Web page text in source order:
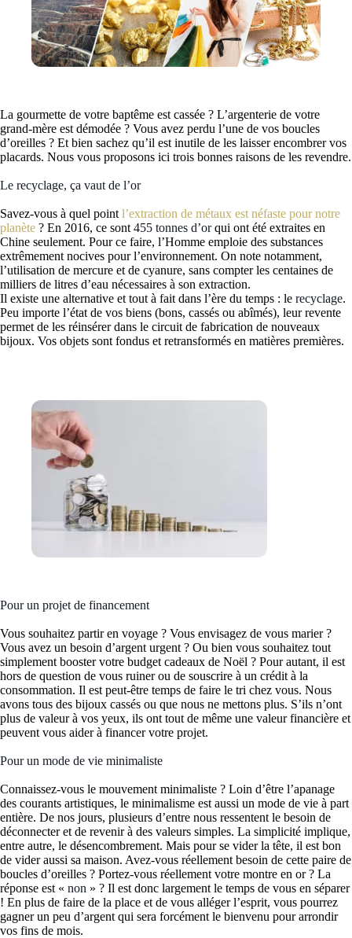
La gourmette de votre baptême est cassée ? L’argenterie de votre
grand-mère est démodée ? Vous avez perdu l’une de vos boucles
d’oreilles ? Et bien sachez qu’il est inutile de les laisser encombrer vos
placards. Nous vous proposons ici trois bonnes raisons de les revendre.
Le recyclage, ça vaut de l’or
Savez-vous à quel point l’extraction de métaux est néfaste pour notre
planète ? En 2016, ce sont 455 tonnes d’orqui ont été extraites en
Chine seulement. Pour ce faire, l’Homme emploie des substances
extrêmement nocives pour l’environnement. On note notamment,
l’utilisation de mercure et de cyanure, sans compter les centaines de
milliers de litres d’eau nécessaires à son extraction.
Il existe une alternative et tout à fait dans l’ère du temps : le recyclage.
Peu importe l’état de vos biens (bons, cassés ou abîmés), leur revente
permet de les réinsérer dans le circuit de fabrication de nouveaux
bijoux. Vos objets sont fondus et retransformés en matières premières.
Pour un projet de financement
Vous souhaitez partir en voyage ? Vous envisagez de vous marier ?
Vous avez un besoin d’argent urgent ? Ou bien vous souhaitez tout
simplement booster votre budget cadeaux de Noël ? Pour autant, il est
hors de question de vous ruiner ou de souscrire à un crédit à la
consommation. Il est peut-être temps de faire le tri chez vous. Nous
avons tous des bijoux cassés ou que nous ne mettons plus. S’ils n’ont
plus de valeur à vos yeux, ils ont tout de même une valeur financière et
peuvent vous aider à financer votre projet.
Pour un mode de vie minimaliste
Connaissez-vous le mouvement minimaliste ? Loin d’être l’apanage
des courants artistiques, le minimalisme est aussi un mode de vie à part
entière. De nos jours, plusieurs d’entre nous ressentent le besoin de
déconnecter et de revenir à des valeurs simples. La simplicité implique,
entre autre, le désencombrement. Mais pour se vider la tête, il est bon
de vider aussi sa maison. Avez-vous réellement besoin de cette paire de
boucles d’oreilles ? Portez-vous réellement votre montre en or ? La
réponse est « non » ? Il est donc largement le temps de vous en séparer
! En plus de faire de la place et de vous alléger l’esprit, vous pourrez
gagner un peu d’argent qui sera forcément le bienvenu pour arrondir
vos fins de mois.